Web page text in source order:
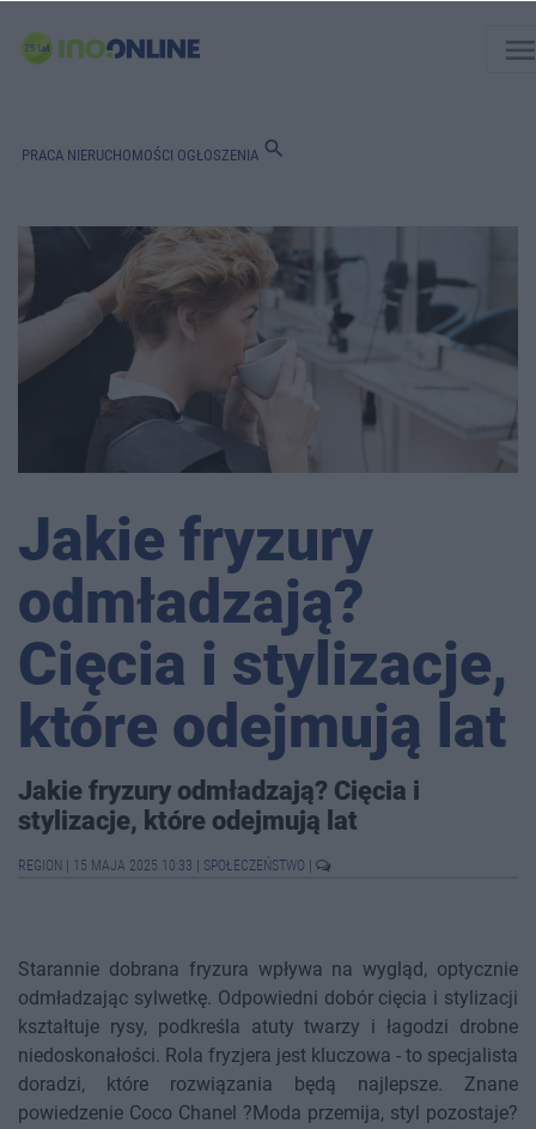
PRACA NIERUCHOMOŚCI OGŁOSZENIA search
Jakie fryzury
odmładzają?
Cięcia i stylizacje,
które odejmują lat
Jakie fryzury odmładzają? Cięcia i
stylizacje, które odejmują lat
REGION 15 MAJA 2025 10:33 SPOŁECZEŃSTWO
Starannie dobrana fryzura wpływa na wygląd, optycznie
odmładzając sylwetkę. Odpowiedni dobór cięcia i stylizacji
kształtuje rysy, podkreśla atuty twarzy i łagodzi drobne
niedoskonałości. Rola fryzjera jest kluczowa - to specjalista
doradzi, które rozwiązania będą najlepsze. Znane
powiedzenie Coco Chanel ?Moda przemija, styl pozostaje?